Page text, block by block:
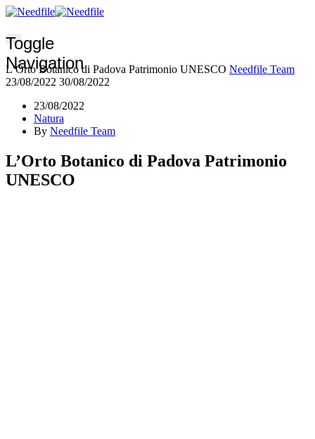
Toggle
Navigation
L’Orto Botanico di Padova Patrimonio UNESCO Needfile Team
23/08/2022 30/08/2022
23/08/2022
Natura
By Needfile Team
L’Orto Botanico di Padova Patrimonio
UNESCO